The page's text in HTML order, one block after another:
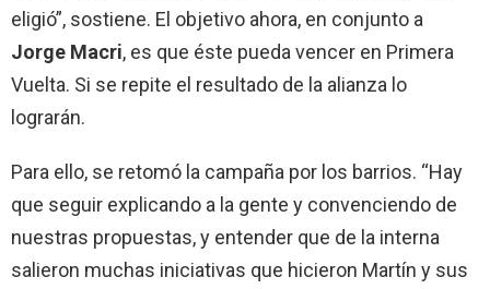
eligió”, sostiene. El objetivo ahora, en conjunto a
Jorge Macri, es que éste pueda vencer en Primera
Vuelta. Si se repite el resultado de la alianza lo
lograrán.
Para ello, se retomó la campaña por los barrios. “Hay
que seguir explicando a la gente y convenciendo de
nuestras propuestas, y entender que de la interna
salieron muchas iniciativas que hicieron Martín y sus